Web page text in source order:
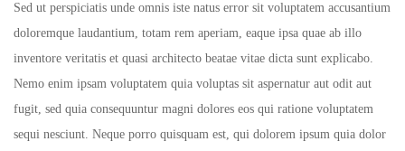
Sed ut perspiciatis unde omnis iste natus error sit voluptatem accusantium
doloremque laudantium, totam rem aperiam, eaque ipsa quae ab illo
inventore veritatis et quasi architecto beatae vitae dicta sunt explicabo.
Nemo enim ipsam voluptatem quia voluptas sit aspernatur aut odit aut
fugit, sed quia consequuntur magni dolores eos qui ratione voluptatem
sequi nesciunt. Neque porro quisquam est, qui dolorem ipsum quia dolor